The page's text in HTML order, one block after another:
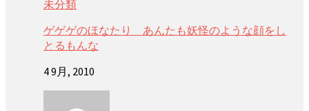
未分類
ゲゲゲのほなたり あんたも妖怪のような顔をし
とるもんな
4 9月, 2010